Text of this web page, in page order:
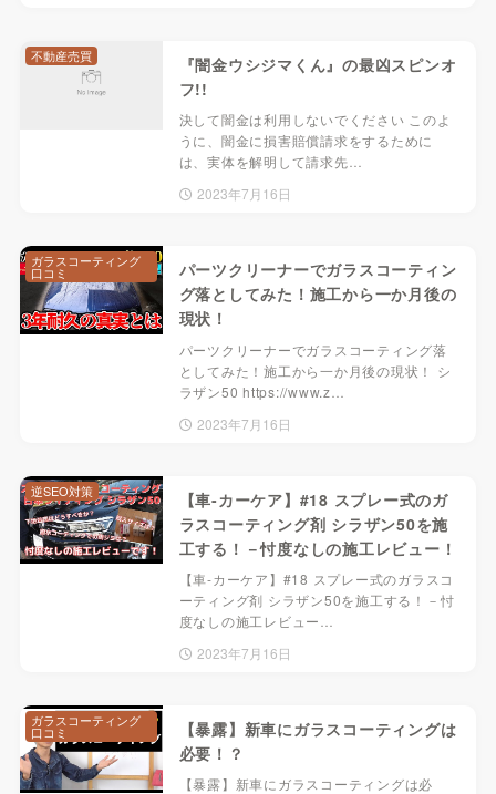
『闇金ウシジマくん』の最凶スピンオ
フ!!
決して闇金は利用しないでください このよ
うに、闇金に損害賠償請求をするために
は、実体を解明して請求先…
2023年7月16日
不動産売買
パーツクリーナーでガラスコーティン
グ落としてみた！施工から一か月後の
現状！
パーツクリーナーでガラスコーティング落
としてみた！施工から一か月後の現状！ シ
ラザン50 https://www.z…
2023年7月16日
ガラスコーティング
口コミ
【車-カーケア】#18 スプレー式のガ
ラスコーティング剤 シラザン50を施
工する！－忖度なしの施工レビュー！
【車-カーケア】#18 スプレー式のガラスコ
ーティング剤 シラザン50を施工する！－忖
度なしの施工レビュー…
2023年7月16日
逆SEO対策
【暴露】新車にガラスコーティングは
必要！？
【暴露】新車にガラスコーティングは必
ガラスコーティング
口コミ